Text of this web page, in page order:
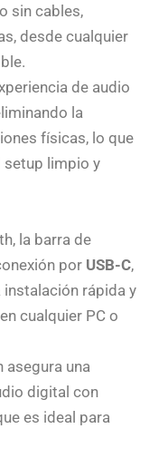
sin cables,
desde cualquier
de audio
la
físicas, lo que
setup limpio y
la barra de
por USB-C,
instalación rápida y
cualquier PC o
asegura una
digital con
es ideal para